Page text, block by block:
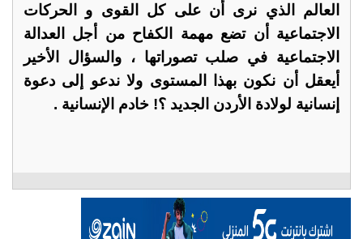
العالم الذي نرى أن على كل القوى و الحركات
الاجتماعية أن تضع مهمة الكفاح من أجل العدالة
الاجتماعية في صلب تصوراتها ، والسؤال الأخير
أيعقل أن نكون بهذا المستوى ولا ندعو إلى دعوة
إنسانية لولادة الأردن الجديد ؟! خادم الإنسانية .